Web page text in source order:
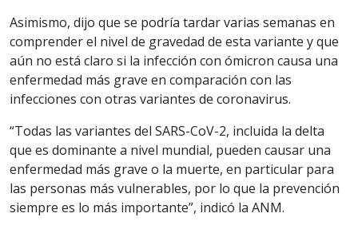
Asimismo, dijo que se podría tardar varias semanas en
comprender el nivel de gravedad de esta variante y que
aún no está claro si la infección con ómicron causa una
enfermedad más grave en comparación con las
infecciones con otras variantes de coronavirus.
“Todas las variantes del SARS-CoV-2, incluida la delta
que es dominante a nivel mundial, pueden causar una
enfermedad más grave o la muerte, en particular para
las personas más vulnerables, por lo que la prevención
siempre es lo más importante”, indicó la ANM.